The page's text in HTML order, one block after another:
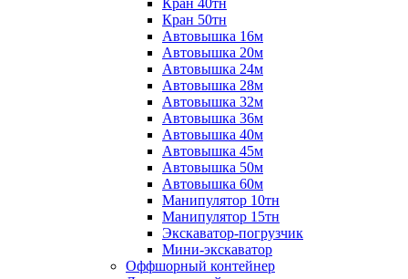
Кран 40тн
Кран 50тн
Автовышка 16м
Автовышка 20м
Автовышка 24м
Автовышка 28м
Автовышка 32м
Автовышка 36м
Автовышка 40м
Автовышка 45м
Автовышка 50м
Автовышка 60м
Манипулятор 10тн
Манипулятор 15тн
Экскаватор-погрузчик
Мини-экскаватор
Оффшорный контейнер